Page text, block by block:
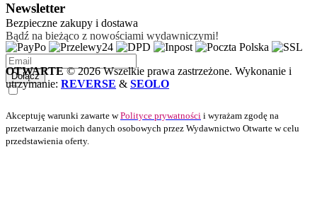
Newsletter
Bądź na bieżąco z nowościami wydawniczymi!
Dołącz
Akceptuję warunki zawarte wPolityce prywatności i wyrażam zgodę na
przetwarzanie moich danych osobowych przez Wydawnictwo Otwarte w celu
przedstawienia oferty.
Bezpieczne zakupy i dostawa
OTWARTE© 2026 Wszelkie prawa zastrzeżone. Wykonanie i
utrzymanie: REVERSE & SEOLO